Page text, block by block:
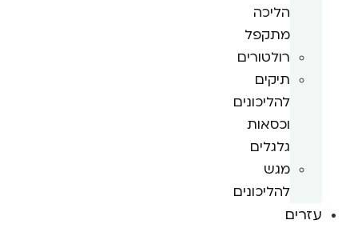
הליכה
מתקפל
רולטורים
תיקים
להליכונים
וכסאות
גלגלים
מגש
להליכונים
עזרים